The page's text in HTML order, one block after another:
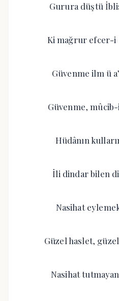
Gurura düştü
Ki mağrur efcer-i
Güvenme ilm ü
Güvenme,
Hüdânın
İli dindar bilen
Nasihat
Güzel haslet,
Nasihat